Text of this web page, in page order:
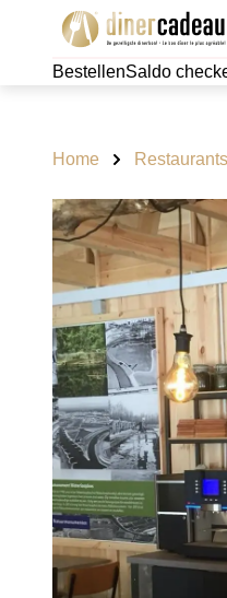
BestellenSaldo
Home Restaurants